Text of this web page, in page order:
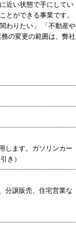
近い状態で手にしてい
とができる事業です。
わりたい」 「不動産や
の変更の範囲は、弊社
します。ガソリンカー
き）
分譲販売、住宅営業な